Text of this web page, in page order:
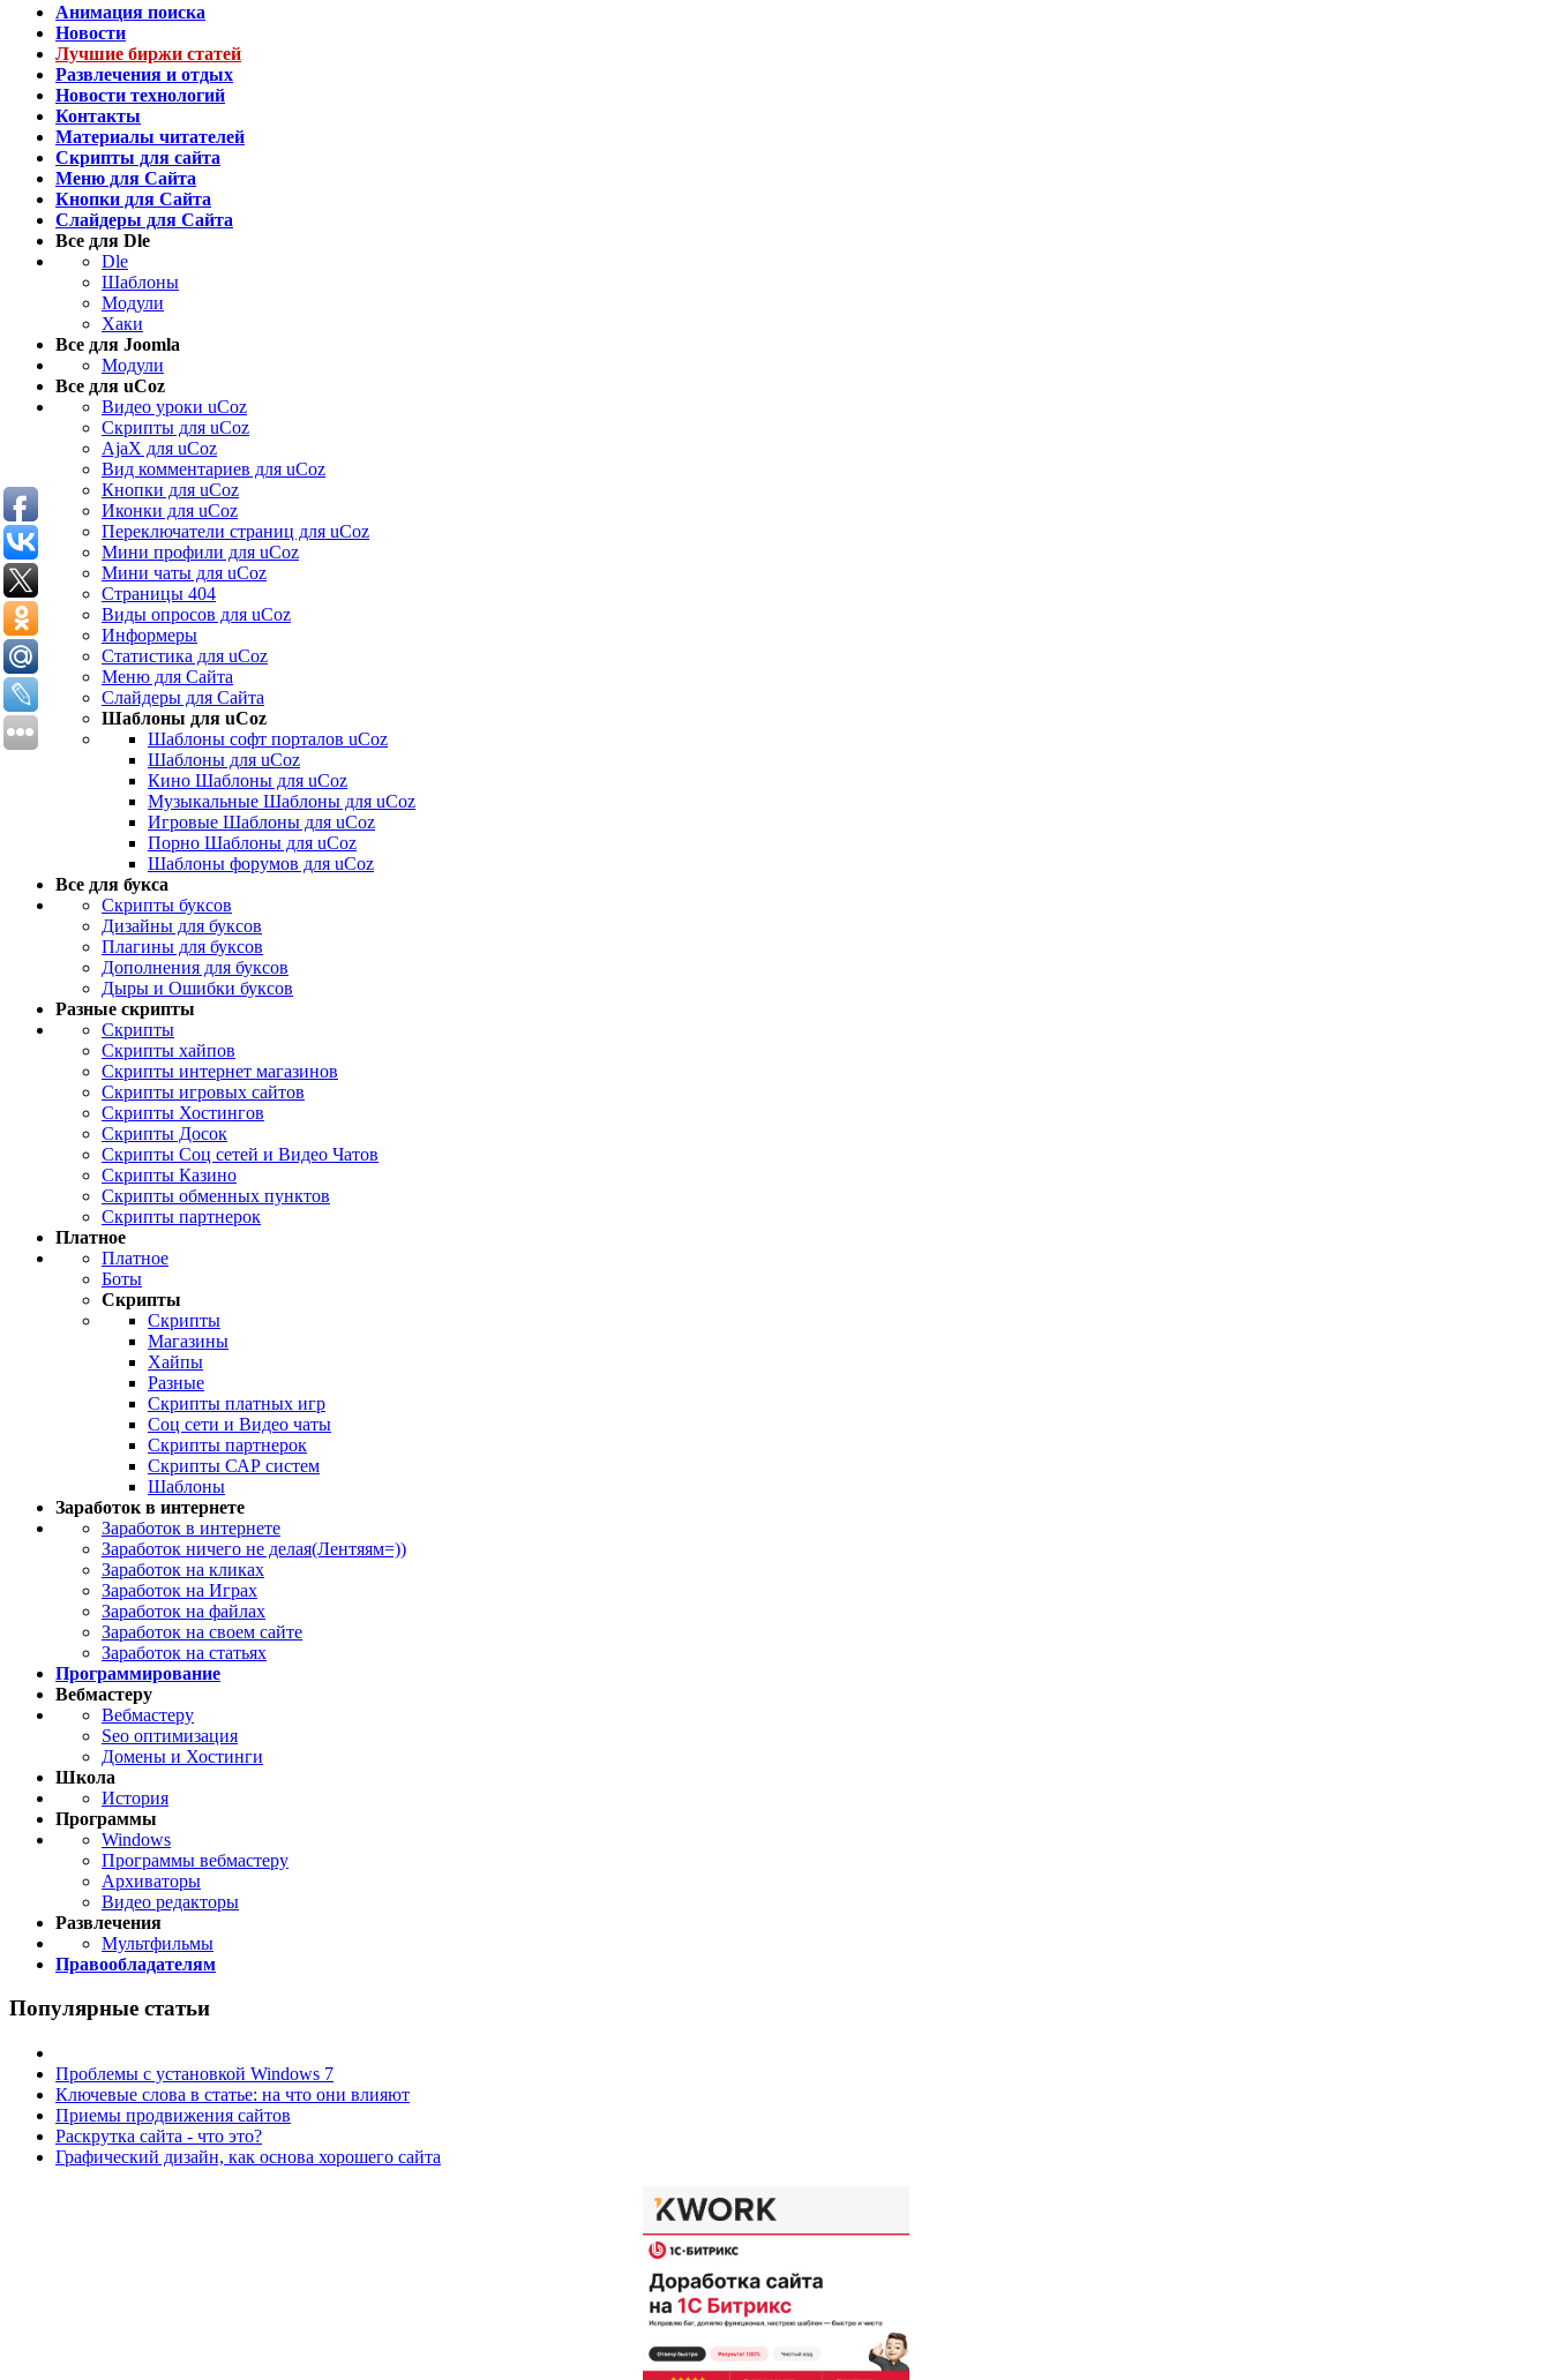
Анимация поиска
Новости
Лучшие биржи статей
Развлечения и отдых
Новости технологий
Контакты
Материалы читателей
Скрипты для сайта
Меню для Сайта
Кнопки для Сайта
Слайдеры для Сайта
Все для Dle
Dle
Шаблоны
Модули
Хаки
Все для Joomla
Модули
Все для uCoz
Видео уроки uCoz
Скрипты для uCoz
AjaX для uCoz
Вид комментариев для uCoz
Кнопки для uCoz
Иконки для uCoz
Переключатели страниц для uCoz
Мини профили для uCoz
Мини чаты для uCoz
Страницы 404
Виды опросов для uCoz
Информеры
Статистика для uCoz
Меню для Сайта
Слайдеры для Сайта
Шаблоны для uCoz
Шаблоны софт порталов uCoz
Шаблоны для uCoz
Кино Шаблоны для uCoz
Музыкальные Шаблоны для uCoz
Игровые Шаблоны для uCoz
Порно Шаблоны для uCoz
Шаблоны форумов для uCoz
Все для букса
Скрипты буксов
Дизайны для буксов
Плагины для буксов
Дополнения для буксов
Дыры и Ошибки буксов
Разные скрипты
Скрипты
Скрипты хайпов
Скрипты интернет магазинов
Скрипты игровых сайтов
Скрипты Хостингов
Скрипты Досок
Скрипты Соц сетей и Видео Чатов
Скрипты Казино
Скрипты обменных пунктов
Скрипты партнерок
Платное
Платное
Боты
Скрипты
Скрипты
Магазины
Хайпы
Разные
Скрипты платных игр
Соц сети и Видео чаты
Скрипты партнерок
Скрипты САР систем
Шаблоны
Заработок в интернете
Заработок в интернете
Заработок ничего не делая(Лентяям=))
Заработок на кликах
Заработок на Играх
Заработок на файлах
Заработок на своем сайте
Заработок на статьях
Программирование
Вебмастеру
Вебмастеру
Seo оптимизация
Домены и Хостинги
Школа
История
Программы
Windows
Программы вебмастеру
Архиваторы
Видео редакторы
Развлечения
Мультфильмы
Правообладателям
Популярные статьи
Проблемы с установкой Windows 7
Ключевые слова в статье: на что они влияют
Приемы продвижения сайтов
Раскрутка сайта - что это?
Графический дизайн, как основа хорошего сайта